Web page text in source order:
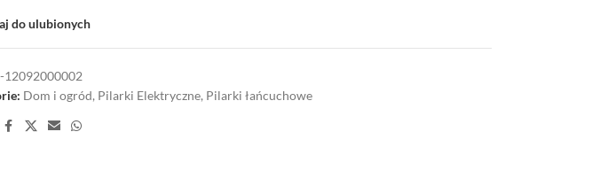
do ulubionych
12092000002
Dom i ogród, Pilarki Elektryczne, Pilarki łańcuchowe